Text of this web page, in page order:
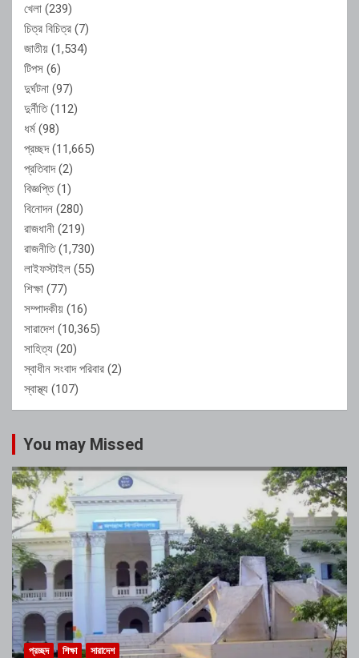
খেলা (239)
চিত্র বিচিত্র (7)
জাতীয় (1,534)
টিপস (6)
দুর্ঘটনা (97)
দুর্নীতি(112)
ধর্ম(98)
প্রচ্ছদ(11,665)
প্রতিবাদ(2)
বিজ্ঞপ্তি(1)
বিনোদন (280)
রাজধানী (219)
রাজনীতি(1,730)
লাইফস্টাইল (55)
শিক্ষা (77)
সম্পাদকীয় (16)
সারাদেশ (10,365)
সাহিত্য (20)
স্বাধীন সংবাদ পরিবার (2)
স্বাস্থ্য (107)
You may Missed
প্রচ্ছদ শিক্ষা সারাদেশ